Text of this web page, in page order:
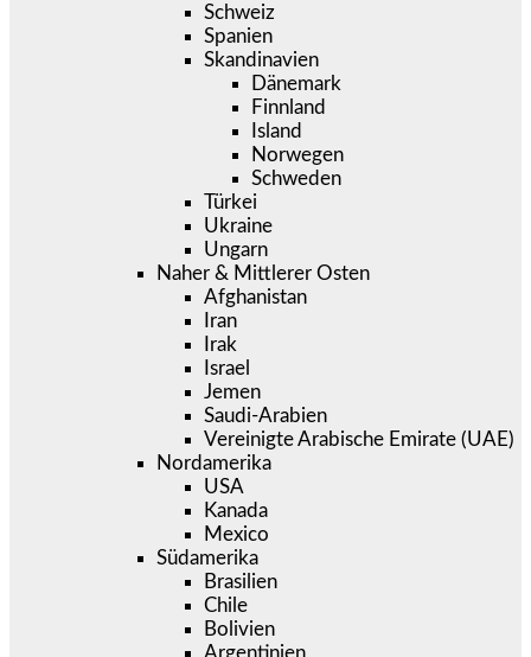
Schweiz
Spanien
Skandinavien
Dänemark
Finnland
Island
Norwegen
Schweden
Türkei
Ukraine
Ungarn
Naher & Mittlerer Osten
Afghanistan
Iran
Irak
Israel
Jemen
Saudi-Arabien
Vereinigte Arabische Emirate (UAE)
Nordamerika
USA
Kanada
Mexico
Südamerika
Brasilien
Chile
Bolivien
Argentinien